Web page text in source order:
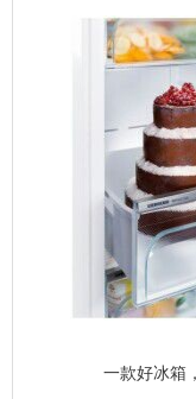
一款好冰箱，